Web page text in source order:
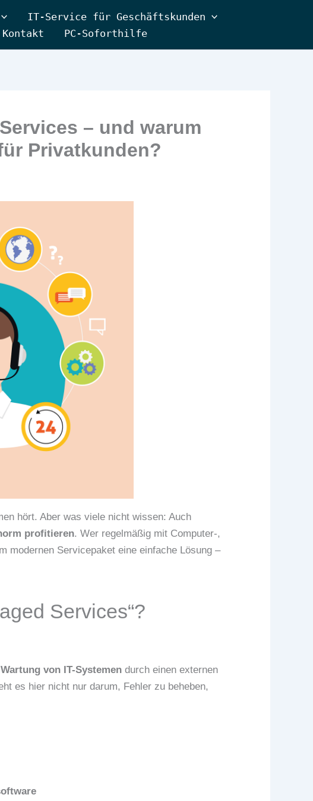
IT-Service für Geschäftskunden
Kontakt PC-Soforthilfe
– und warum
Privatkunden?
hört. Aber was viele nicht wissen: Auch
profitieren. Wer regelmäßig mit Computer-,
modernen Servicepaket eine einfache Lösung –
Services“?
von IT-Systemendurch einen externen
es hier nicht nur darum, Fehler zu beheben,